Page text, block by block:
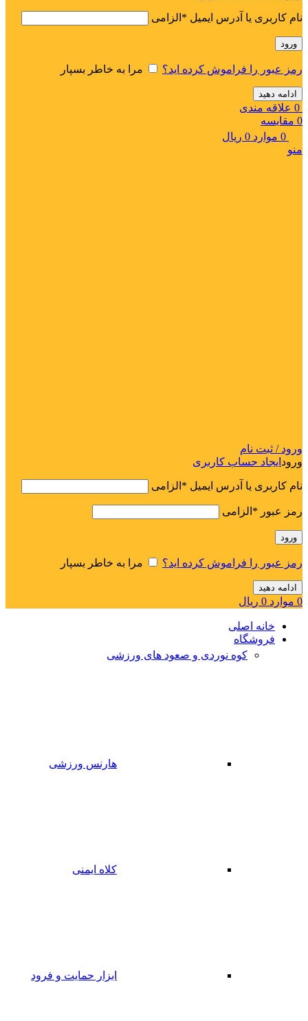
نام کاربری یا آدرس ایمیل * الزامی
ورود
رمز عبور را فراموش کرده اید؟ مرا به خاطر بسپار
ادامه دهید
0 علاقه مندی
0 مقایسه
0 موارد 0 ریال
منو
ورود / ثبت نام
ورود ایجاد حساب کاربری
نام کاربری یا آدرس ایمیل * الزامی
رمز عبور * الزامی
ورود
رمز عبور را فراموش کرده اید؟ مرا به خاطر بسپار
ادامه دهید
0 موارد 0 ریال
خانه اصلی
فروشگاه
کوه نوردی و صعود های ورزشی
هارنس ورزشی
کلاه ایمنی
ابزار حمایت و فرود